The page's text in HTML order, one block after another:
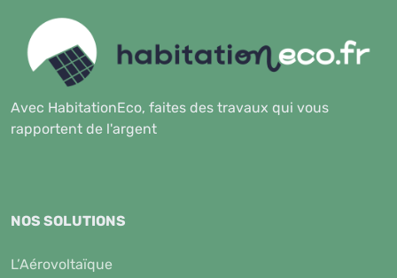
Avec HabitationEco, faites des travaux qui vous
rapportent de l'argent
NOS SOLUTIONS
L’Aérovoltaïque